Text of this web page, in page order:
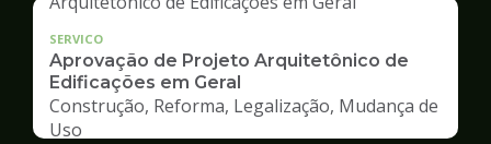
SERVICO
Aprovação de Projeto Arquitetônico de
Edificações em Geral
Construção, Reforma, Legalização, Mudança de
Uso